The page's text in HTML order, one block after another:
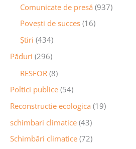
Comunicate de presă (937)
Povești de succes (16)
Știri (434)
Păduri (296)
RESFOR (8)
Poltici publice (54)
Reconstructie ecologica (19)
schimbari climatice (43)
Schimbări climatice (72)